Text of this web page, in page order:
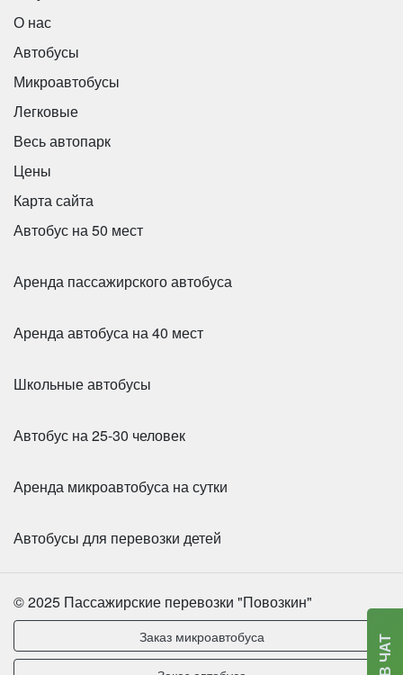
О нас
Автобусы
Микроавтобусы
Легковые
Весь автопарк
Цены
Карта сайта
Автобус на 50 мест
Аренда пассажирского автобуса
Аренда автобуса на 40 мест
Школьные автобусы
Автобус на 25-30 человек
Аренда микроавтобуса на сутки
Автобусы для перевозки детей
© 2025 Пассажирские перевозки "Повозкин"
Заказ микроавтобуса